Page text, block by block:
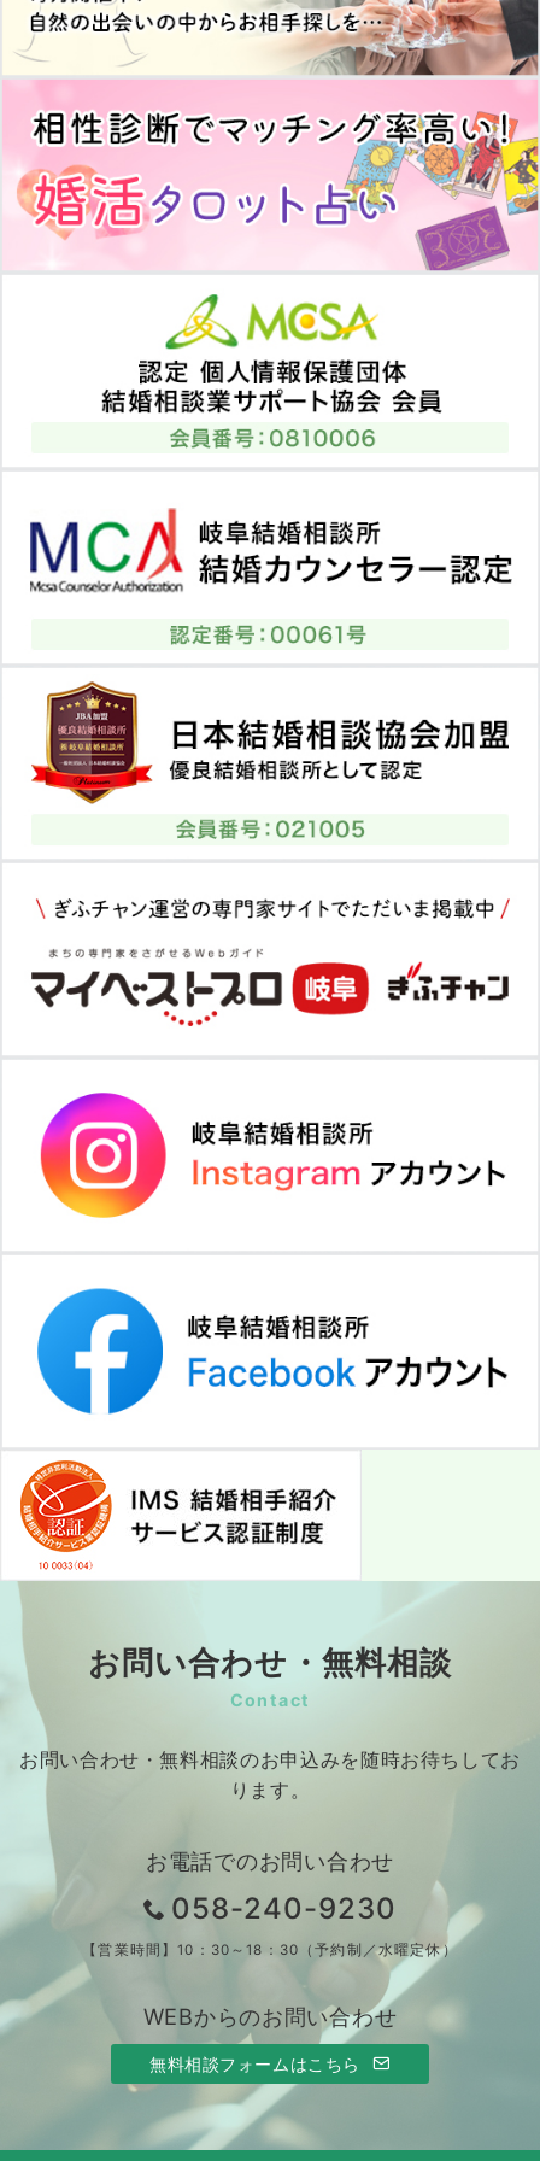
お問い合わせ・無料相談
Contact
お問い合わせ・無料相談のお申込みを随時お待ちしてお
ります。
お電話でのお問い合わせ
058-240-9230
【営業時間】10：30～18：30（予約制／水曜定休）
WEBからのお問い合わせ
無料相談フォームはこちら